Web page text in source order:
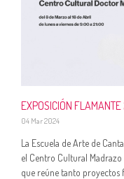
EXPOSICIÓN
04 Mar 2024
La Escuela de Arte de
el Centro Cultural Madrazo
que reúne tanto